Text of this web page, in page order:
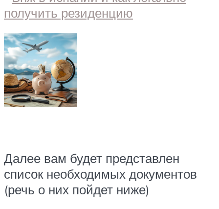
Далее вам будет представлен
список необходимых документов
(речь о них пойдет ниже)